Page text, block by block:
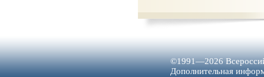
©1991—2026
Дополнительная